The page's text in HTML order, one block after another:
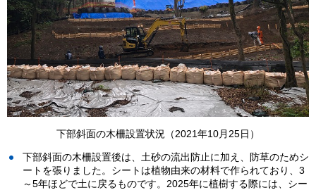
下部斜面の木柵設置状況（2021年10月25日）
下部斜面の木柵設置後は、土砂の流出防止に加え、防草のためシ
ートを張りました。シートは植物由来の材料で作られており、3
～5年ほどで土に戻るものです。2025年に植樹する際には、シー